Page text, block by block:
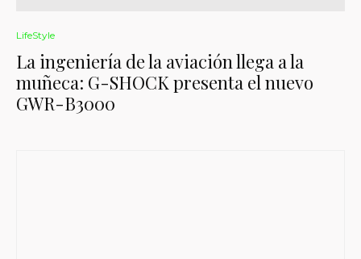
LifeStyle
La ingeniería de la aviación llega a la
muñeca: G-SHOCK presenta el nuevo
GWR-B3000